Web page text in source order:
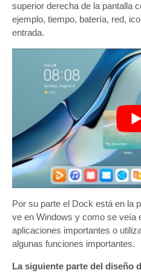
superior derecha de la pantalla
ejemplo, tiempo, batería, red,
entrada.
Por su parte el Dock está en la
ve en Windows y como se veía
aplicaciones importantes o
algunas funciones importantes.
La siguiente parte del diseño